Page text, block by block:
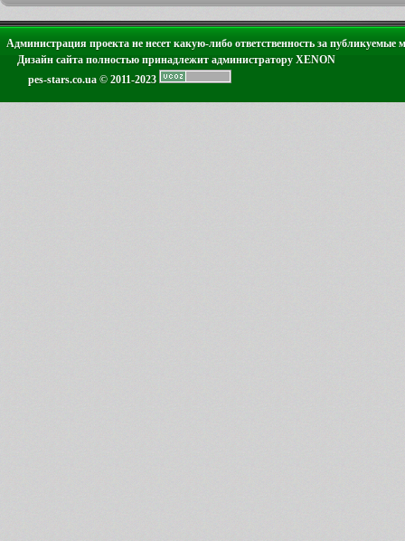
Администрация проекта не несет какую-либо ответственность за публикуемые
Дизайн сайта полностью принадлежит администратору XENON
pes-stars.co.ua © 2011-2023